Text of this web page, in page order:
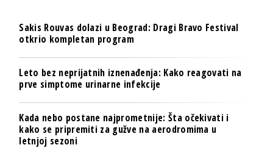
Sakis Rouvas dolazi u Beograd: Dragi Bravo Festival
otkrio kompletan program
Leto bez neprijatnih iznenađenja: Kako reagovati na
prve simptome urinarne infekcije
Kada nebo postane najprometnije: Šta očekivati i
kako se pripremiti za gužve na aerodromima u
letnjoj sezoni